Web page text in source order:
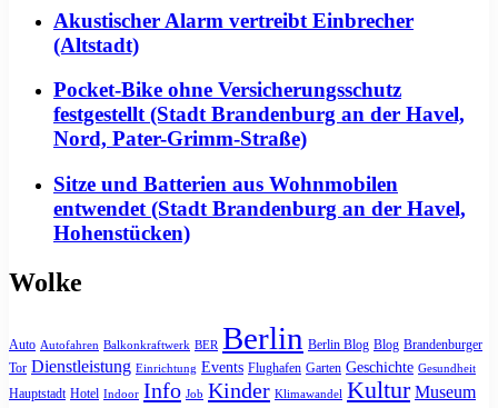
Akustischer Alarm vertreibt Einbrecher
(Altstadt)
Pocket-Bike ohne Versicherungsschutz
festgestellt (Stadt Brandenburg an der Havel,
Nord, Pater-Grimm-Straße)
Sitze und Batterien aus Wohnmobilen
entwendet (Stadt Brandenburg an der Havel,
Hohenstücken)
Wolke
Auto Autofahren Balkonkraftwerk BER Berlin Berlin Blog Blog Brandenburger
Tor Dienstleistung Einrichtung Events Flughafen Garten Geschichte Gesundheit
Hauptstadt Hotel Indoor Info Job Kinder Klimawandel Kultur Museum